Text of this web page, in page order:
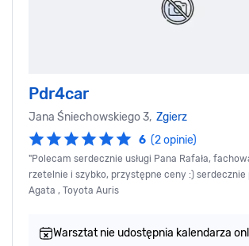
Pdr4car
Jana Śniechowskiego 3, Zgierz
6 (2 opinie)
"Polecam serdecznie usługi Pana Rafała,
rzetelnie i szybko, przystępne ceny :)
Agata , Toyota Auris
Warsztat nie udostępnia kalendarza